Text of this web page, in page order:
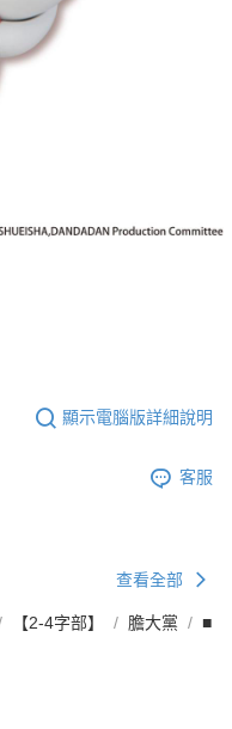
顯示電腦版詳細說明
客服
查看全部
【2-4字部】 膽大黨
■